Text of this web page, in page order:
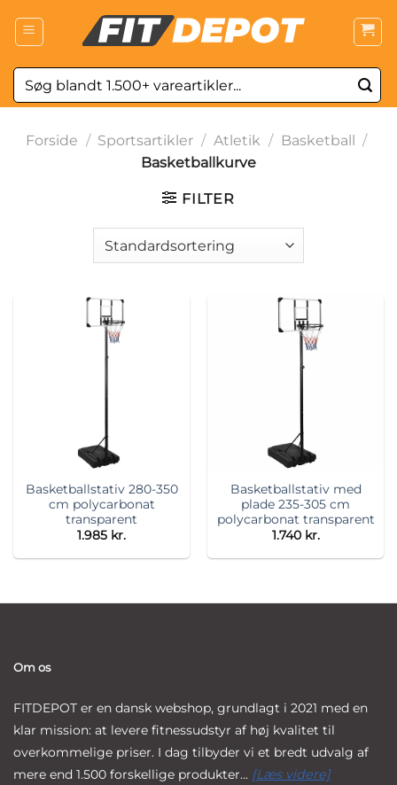
Søg
efter:
Forside / Sportsartikler / Atletik / Basketball /
Basketballkurve
FILTER
Basketballstativ 280-350
cm polycarbonat
transparent
1.985 kr.
Basketballstativ med
plade 235-305 cm
polycarbonat transparent
1.740 kr.
Om os
FITDEPOT er en dansk webshop, grundlagt i 2021 med en
klar mission: at levere fitnessudstyr af høj kvalitet til
overkommelige priser. I dag tilbyder vi et bredt udvalg af
mere end 1.500 forskellige produkter... [Læs videre]